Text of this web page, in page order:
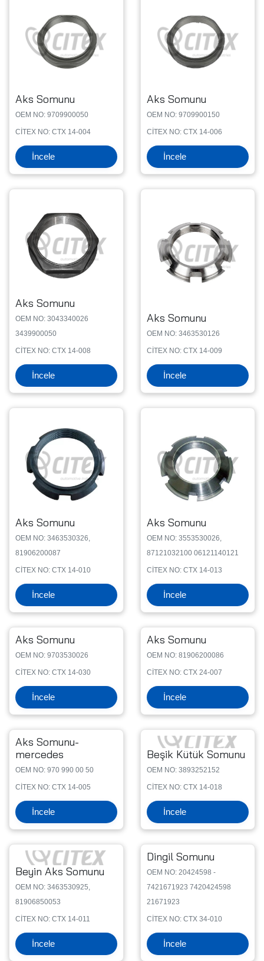
Aks Somunu
OEM NO: 9709900050
CİTEX NO: CTX 14-004
İncele
Aks Somunu
OEM NO: 9709900150
CİTEX NO: CTX 14-006
İncele
Aks Somunu
OEM NO: 3043340026
3439900050
CİTEX NO: CTX 14-008
İncele
Aks Somunu
OEM NO: 3463530126
CİTEX NO: CTX 14-009
İncele
Aks Somunu
OEM NO: 3463530326,
81906200087
CİTEX NO: CTX 14-010
İncele
Aks Somunu
OEM NO: 3553530026,
87121032100 06121140121
CİTEX NO: CTX 14-013
İncele
Aks Somunu
OEM NO: 9703530026
CİTEX NO: CTX 14-030
İncele
Aks Somunu
OEM NO: 81906200086
CİTEX NO: CTX 24-007
İncele
Aks Somunu-
mercedes
OEM NO: 970 990 00 50
CİTEX NO: CTX 14-005
İncele
Beşik Kütük Somunu
OEM NO: 3893252152
CİTEX NO: CTX 14-018
İncele
Beyin Aks Somunu
OEM NO: 3463530925,
81906850053
CİTEX NO: CTX 14-011
İncele
Dingil Somunu
OEM NO: 20424598 -
7421671923 7420424598
21671923
CİTEX NO: CTX 34-010
İncele